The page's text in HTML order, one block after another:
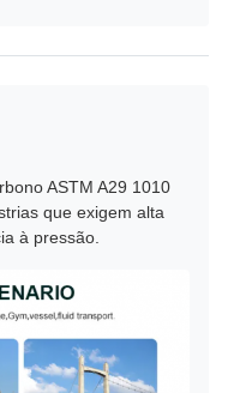
ASTM A29 1010
que exigem alta
à pressão.